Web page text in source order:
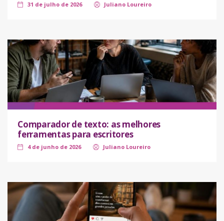
31 de julho de 2026 Juliano Loureiro
Comparador de texto: as melhores
ferramentas para escritores
4 de junho de 2026 Juliano Loureiro